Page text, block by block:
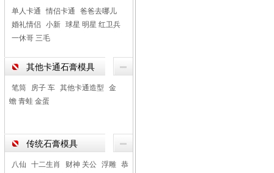
单人卡通 情侣卡通
爸爸去哪儿
婚礼情侣
小新 球星 明星 红卫兵
一休哥 三毛
其他卡通石膏模具
笔筒 房子 车 其他卡通造型
金
蟾 青蛙 金蛋
传统石膏模具
八仙 十二生肖 财神 关公 浮雕 恭